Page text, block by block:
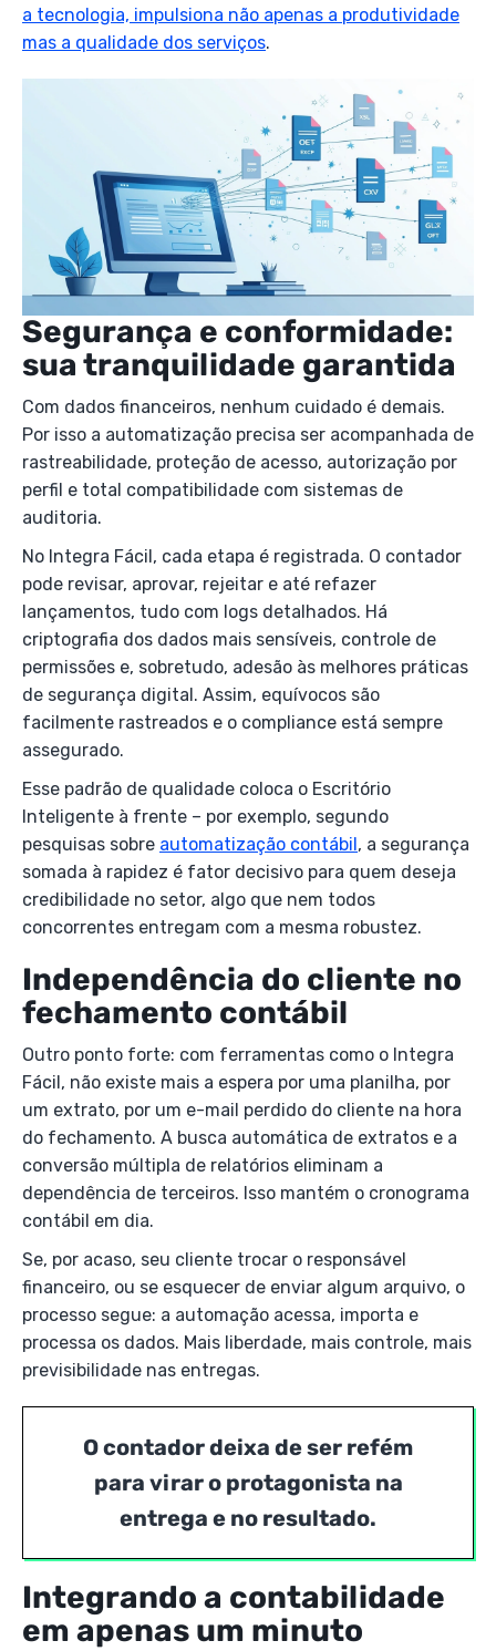
a tecnologia, impulsiona não apenas a produtividade
mas a qualidade dos serviços.
Segurança e conformidade:
sua tranquilidade garantida
Com dados financeiros, nenhum cuidado é demais.
Por isso a automatização precisa ser acompanhada de
rastreabilidade, proteção de acesso, autorização por
perfil e total compatibilidade com sistemas de
auditoria.
No Integra Fácil, cada etapa é registrada. O contador
pode revisar, aprovar, rejeitar e até refazer
lançamentos, tudo com logs detalhados. Há
criptografia dos dados mais sensíveis, controle de
permissões e, sobretudo, adesão às melhores práticas
de segurança digital. Assim, equívocos são
facilmente rastreados e o compliance está sempre
assegurado.
Esse padrão de qualidade coloca o Escritório
Inteligente à frente – por exemplo, segundo
pesquisas sobre automatização contábil , a segurança
somada à rapidez é fator decisivo para quem deseja
credibilidade no setor, algo que nem todos
concorrentes entregam com a mesma robustez.
Independência do cliente no
fechamento contábil
Outro ponto forte: com ferramentas como o Integra
Fácil, não existe mais a espera por uma planilha, por
um extrato, por um e-mail perdido do cliente na hora
do fechamento. A busca automática de extratos e a
conversão múltipla de relatórios eliminam a
dependência de terceiros. Isso mantém o cronograma
contábil em dia.
Se, por acaso, seu cliente trocar o responsável
financeiro, ou se esquecer de enviar algum arquivo, o
processo segue: a automação acessa, importa e
processa os dados. Mais liberdade, mais controle, mais
previsibilidade nas entregas.
O contador deixa de ser refém
para virar o protagonista na
entrega e no resultado.
Integrando a contabilidade
em apenas um minuto